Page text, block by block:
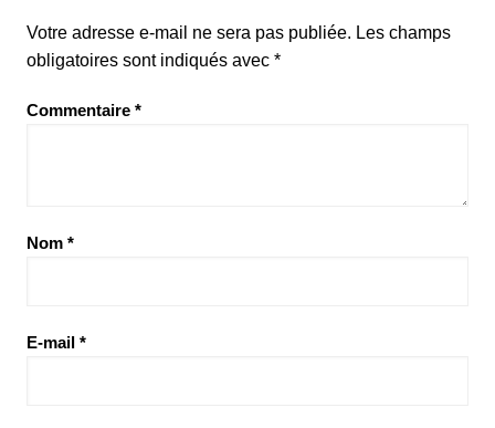
Votre adresse e-mail ne sera pas publiée. Les champs
obligatoires sont indiqués avec *
Commentaire *
Nom *
E-mail *